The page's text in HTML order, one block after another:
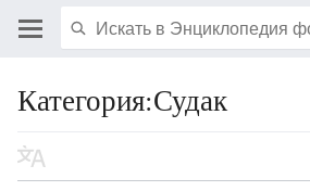
Категория:Судак